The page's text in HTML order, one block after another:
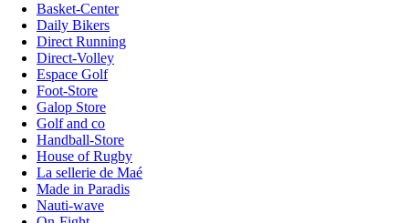
Basket-Center
Daily Bikers
Direct Running
Direct-Volley
Espace Golf
Foot-Store
Galop Store
Golf and co
Handball-Store
House of Rugby
La sellerie de Maé
Made in Paradis
Nauti-wave